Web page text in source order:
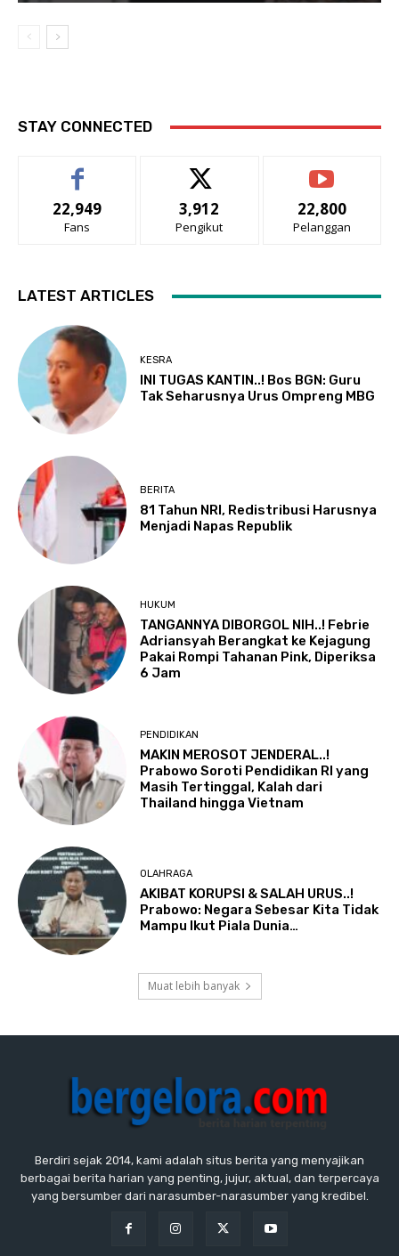
STAY CONNECTED
22,949
Fans
3,912
Pengikut
22,800
Pelanggan
LATEST ARTICLES
KESRA
INI TUGAS KANTIN..! Bos BGN: Guru
Tak Seharusnya Urus Ompreng MBG
BERITA
81 Tahun NRI, Redistribusi Harusnya
Menjadi Napas Republik
HUKUM
TANGANNYA DIBORGOL NIH..! Febrie
Adriansyah Berangkat ke Kejagung
Pakai Rompi Tahanan Pink, Diperiksa
6 Jam
PENDIDIKAN
MAKIN MEROSOT JENDERAL..!
Prabowo Soroti Pendidikan RI yang
Masih Tertinggal, Kalah dari
Thailand hingga Vietnam
OLAHRAGA
AKIBAT KORUPSI & SALAH URUS..!
Prabowo: Negara Sebesar Kita Tidak
Mampu Ikut Piala Dunia…
Muat lebih banyak
Berdiri sejak 2014, kami adalah situs berita yang menyajikan
berbagai berita harian yang penting, jujur, aktual, dan terpercaya
yang bersumber dari narasumber-narasumber yang kredibel.